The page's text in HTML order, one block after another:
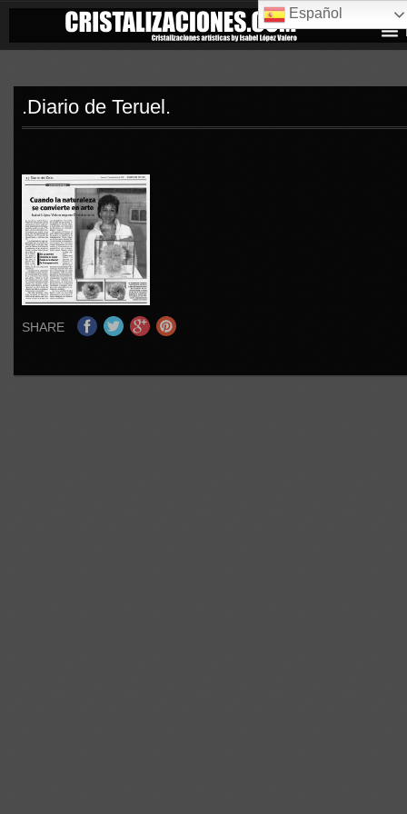
.Diario de Teruel.
SHARE
Español